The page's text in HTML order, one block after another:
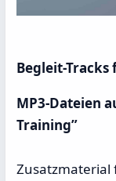
Begleit-Tracks
MP3-Dateien
Training”
Zusatzmaterial